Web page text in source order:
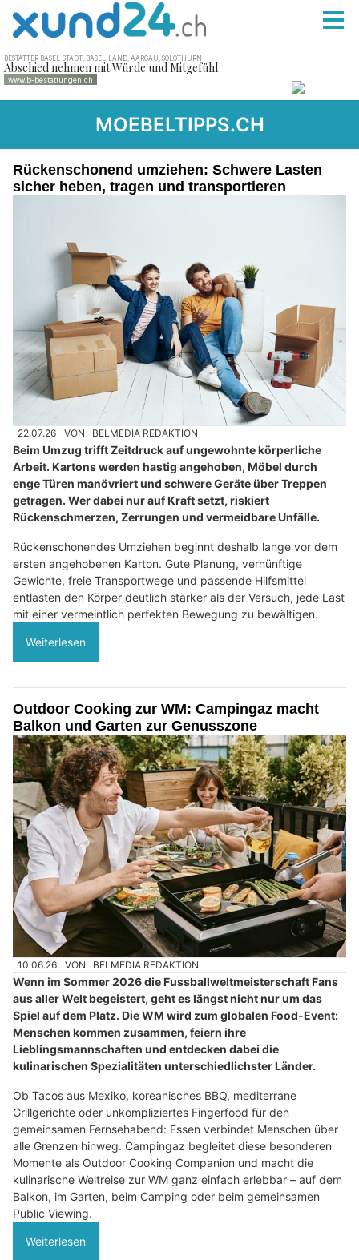
MOEBELTIPPS.CH
Rückenschonend umziehen: Schwere Lasten
sicher heben, tragen und transportieren
22.07.26 VON BELMEDIA REDAKTION
Beim Umzug trifft Zeitdruck auf ungewohnte körperliche
Arbeit. Kartons werden hastig angehoben, Möbel durch
enge Türen manövriert und schwere Geräte über Treppen
getragen. Wer dabei nur auf Kraft setzt, riskiert
Rückenschmerzen, Zerrungen und vermeidbare Unfälle.
Rückenschonendes Umziehen beginnt deshalb lange vor dem
ersten angehobenen Karton. Gute Planung, vernünftige
Gewichte, freie Transportwege und passende Hilfsmittel
entlasten den Körper deutlich stärker als der Versuch, jede Last
mit einer vermeintlich perfekten Bewegung zu bewältigen.
Weiterlesen
Outdoor Cooking zur WM: Campingaz macht
Balkon und Garten zur Genusszone
10.06.26 VON BELMEDIA REDAKTION
Wenn im Sommer 2026 die Fussballweltmeisterschaft Fans
aus aller Welt begeistert, geht es längst nicht nur um das
Spiel auf dem Platz. Die WM wird zum globalen Food-Event:
Menschen kommen zusammen, feiern ihre
Lieblingsmannschaften und entdecken dabei die
kulinarischen Spezialitäten unterschiedlichster Länder.
Ob Tacos aus Mexiko, koreanisches BBQ, mediterrane
Grillgerichte oder unkompliziertes Fingerfood für den
gemeinsamen Fernsehabend: Essen verbindet Menschen über
alle Grenzen hinweg. Campingaz begleitet diese besonderen
Momente als Outdoor Cooking Companion und macht die
kulinarische Weltreise zur WM ganz einfach erlebbar – auf dem
Balkon, im Garten, beim Camping oder beim gemeinsamen
Public Viewing.
Weiterlesen